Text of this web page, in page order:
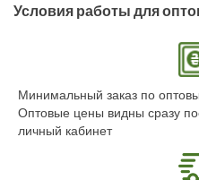
Условия работы для
Минимальный заказ по
Оптовые цены видны сразу
личный кабинет